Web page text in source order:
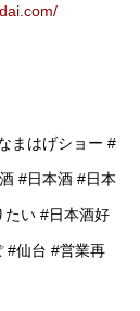
まはげショー #
#日本酒 #日本
たい #日本酒好
#仙台 #営業再